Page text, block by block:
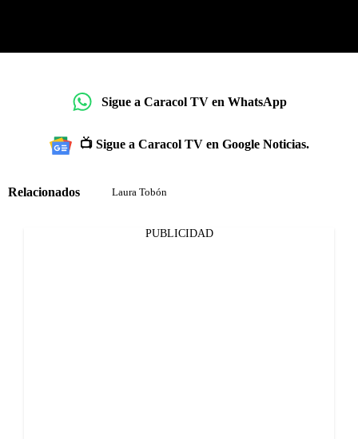
Sigue a Caracol TV en WhatsApp
📺 Sigue a Caracol TV en Google Noticias.
Relacionados Laura Tobón
PUBLICIDAD